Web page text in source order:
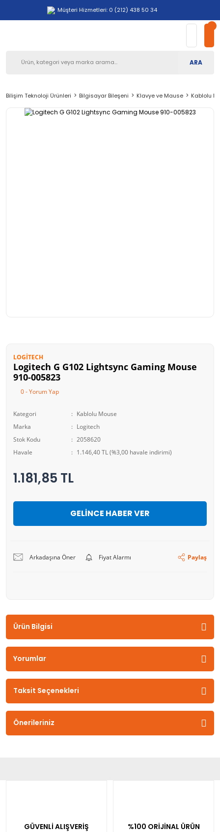
Müşteri Hizmetleri: 0 (212) 438 50 34
ARA
Bilişim Teknoloji Ürünleri Bilgisayar Bileşeni Klavye ve Mause Kablolu
LOGITECH
Logitech G G102 Lightsync Gaming Mouse
910-005823
0 - Yorum Yap
Kategori
Kablolu Mouse
Marka
Logitech
Stok Kodu
2058620
Havale
1.146,40 TL (%3,00 havale indirimi)
1.181,85 TL
GELİNCE HABER VER
Arkadaşına Öner Fiyat Alarmı Paylaş
Ürün Bilgisi
Yorumlar
Taksit Seçenekleri
Önerileriniz
GÜVENLİ ALIŞVERİŞ %100 ORİJİNAL ÜRÜN